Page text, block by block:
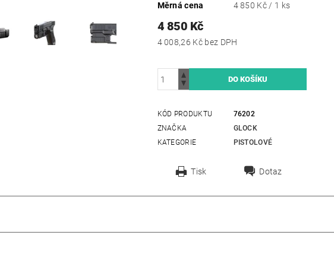
Měrná cena
4 850 Kč / 1 ks
4 850 Kč
4 008,26 Kč bez DPH
KÓD PRODUKTU
76202
ZNAČKA
GLOCK
KATEGORIE
PISTOLOVÉ
Tisk Dotaz